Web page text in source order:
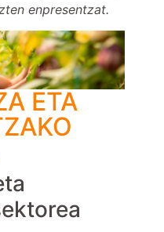
enpresentzat.
ETA